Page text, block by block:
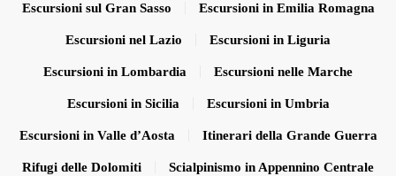
Escursioni sul Gran Sasso Escursioni in Emilia Romagna
Escursioni nel Lazio Escursioni in Liguria
Escursioni in Lombardia Escursioni nelle Marche
Escursioni in Sicilia Escursioni in Umbria
Escursioni in Valle d’Aosta Itinerari della Grande Guerra
Rifugi delle Dolomiti Scialpinismo in Appennino Centrale